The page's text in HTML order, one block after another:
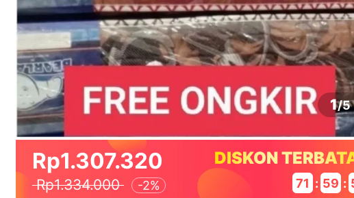
1/5
Rp1.307.320
Rp1.334.000 -2%
DISKON
71 : 59 :